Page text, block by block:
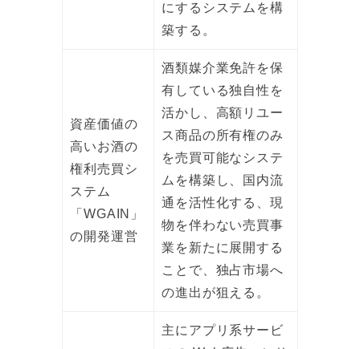
にするシステムを構
築する。
資産価値の
高いお酒の
権利売買シ
ステム
「WGAIN」
の開発運営
酒類媒介業免許を保
有している独自性を
活かし、高額リユー
ス商品の所有権のみ
を売買可能なシステ
ムを構築し、国内流
通を活性化する、現
物を伴わない売買事
業を新たに展開する
ことで、独占市場へ
の進出が狙える。
主にアプリ系サービ